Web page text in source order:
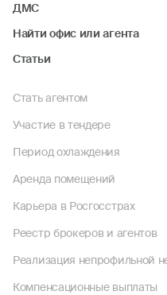
ДМС
Найти офис или агента
Статьи
Стать агентом
Участие в тендере
Период охлаждения
Аренда помещений
Карьера в Росгосстрах
Реестр брокеров и агентов
Реализация непрофильной
Компенсационные выплаты